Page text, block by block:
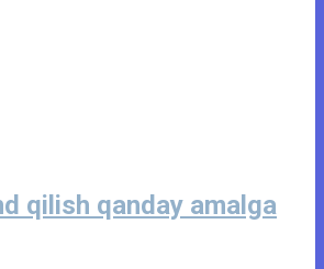
qilish qanday amalga